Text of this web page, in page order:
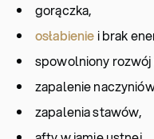
gorączka,
osłabienie i brak
spowolniony rozwój
zapalenie
zapalenia stawów,